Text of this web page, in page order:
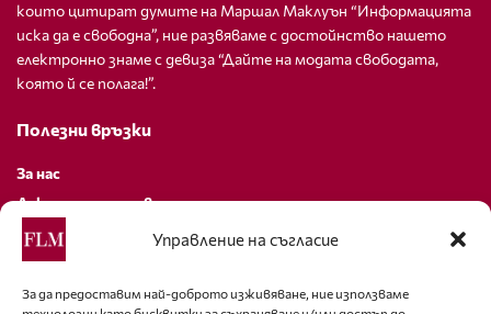
Управление на съгласие
За да предоставим най-доброто изживяване, ние използваме
които цитират думите на Маршал Маклуън “Информацията
иска да е свободна”, ние развяваме с достойнство нашето
електронно знаме с девиза “Дайте на модата свободата,
която й се полага!”.
Полезни връзки
За нас
Декларация за поверителност
Политика за бисквитки
За контакти